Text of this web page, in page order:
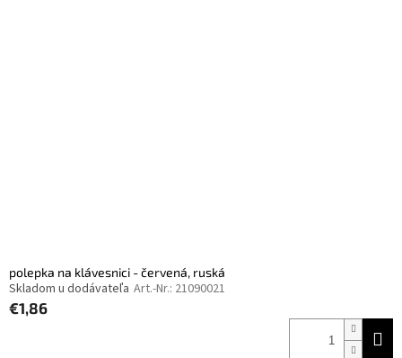
polepka na klávesnici - červená, ruská
Skladom u dodávateľa Art.-Nr.: 21090021
€1,86